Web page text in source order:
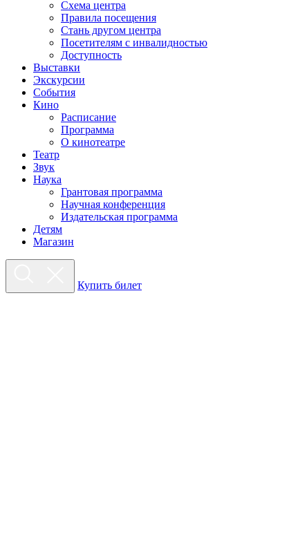
Схема центра
Правила посещения
Стань другом центра
Посетителям с инвалидностью
Доступность
Выставки
Экскурсии
События
Кино
Расписание
Программа
О кинотеатре
Театр
Звук
Наука
Грантовая программа
Научная конференция
Издательская программа
Детям
Магазин
Купить билет